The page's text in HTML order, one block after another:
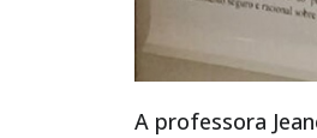
A professora